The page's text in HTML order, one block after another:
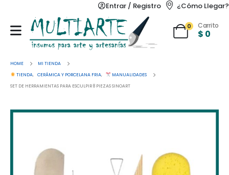
Entrar / Registro ¿Cómo Llegar?
0 Carrito
$ 0
HOME
MI TIENDA
TIENDA, CERÁMICA Y PORCELANA FRIA,
MANUALIDADES
SET DE HERRAMIENTAS PARA ESCULPIR 8 PIEZAS SINOART